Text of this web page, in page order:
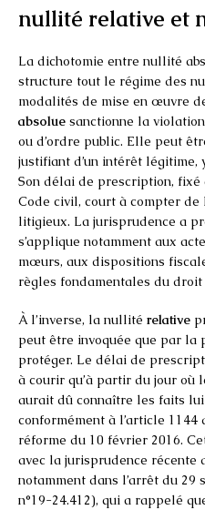
nullité relative et
La dichotomie entre nullité
structure tout le régime des
modalités de mise en œuvre
absolue sanctionne la
ou d’ordre public. Elle peut
justifiant d’un intérêt
Son délai de prescription, fixé
Code civil, court à compter de
litigieux. La jurisprudence a
s’applique notamment aux
mœurs, aux dispositions
règles fondamentales du droit
À l’inverse, la nullité relative
peut être invoquée que par la
protéger. Le délai de
à courir qu’à partir du jour
aurait dû connaître les faits lui
conformément à l’article
réforme du 10 février 2016.
avec la jurisprudence récente
notamment dans l’arrêt du 29
n°19-24.412), qui a rappelé